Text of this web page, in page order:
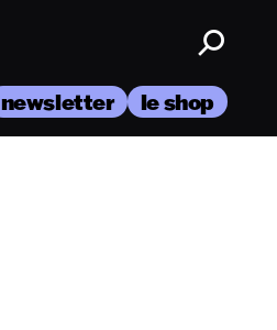
newsletter le shop